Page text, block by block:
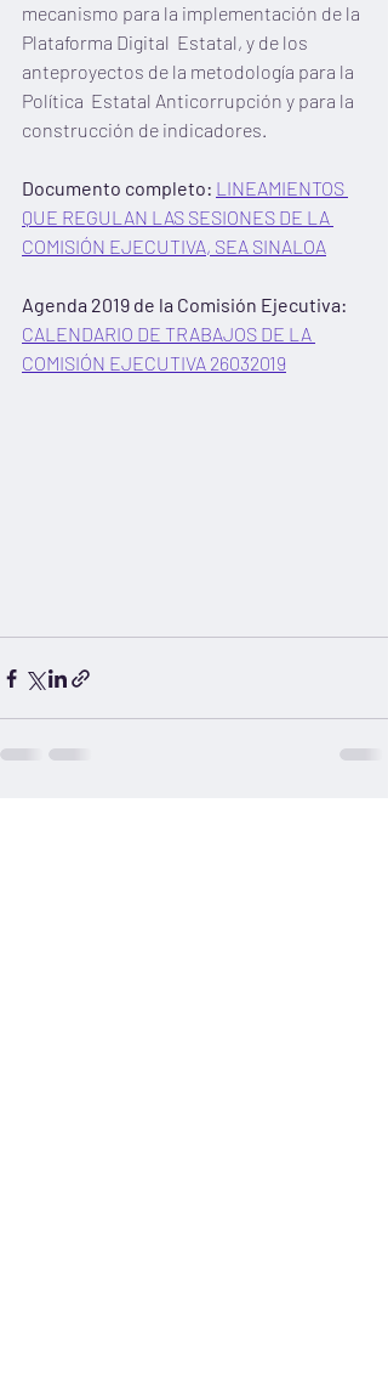
mecanismo para la implementación de la
Plataforma Digital  Estatal, y de los
anteproyectos de la metodología para la
Política  Estatal Anticorrupción y para la
construcción de indicadores.
Documento completo: LINEAMIENTOS
QUE REGULAN LAS SESIONES DE LA
COMISIÓN EJECUTIVA, SEA SINALOA
Agenda 2019 de la Comisión Ejecutiva:
CALENDARIO DE TRABAJOS DE LA
COMISIÓN EJECUTIVA 26032019